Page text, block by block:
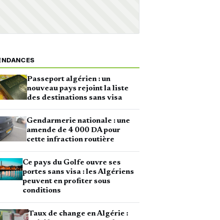
Passeport algérien : un
nouveau pays rejoint la liste
des destinations sans visa
Gendarmerie nationale : une
amende de 4 000 DA pour
cette infraction routière
Ce pays du Golfe ouvre ses
portes sans visa : les Algériens
peuvent en profiter sous
conditions
Taux de change en Algérie :